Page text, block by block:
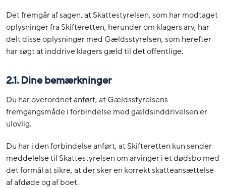
Det fremgår af sagen, at Skattestyrelsen, som har modtaget
oplysninger fra Skifteretten, herunder om klagers arv, har
delt disse oplysninger med Gældsstyrelsen, som herefter
har søgt at inddrive klagers gæld til det offentlige.
2.1. Dine bemærkninger
Du har overordnet anført, at Gældsstyrelsens
fremgangsmåde i forbindelse med gældsinddrivelsen er
ulovlig.
Du har i den forbindelse anført, at Skifteretten kun sender
meddelelse til Skattestyrelsen om arvinger i et dødsbo med
det formål at sikre, at der sker en korrekt skatteansættelse
af afdøde og af boet.